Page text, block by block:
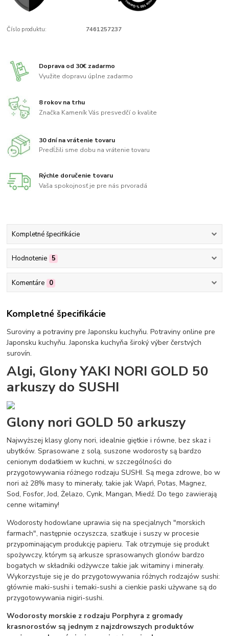
Číslo produktu: 7461257237
Doprava od 30€ zadarmo
Využite dopravu úplne zadarmo
8 rokov na trhu
Značka Kameník Vás presvedčí o kvalite
30 dní na vrátenie tovaru
Predĺžili sme dobu na vrátenie tovaru
Rýchle doručenie tovaru
Vaša spokojnosť je pre nás prvoradá
Kompletné špecifikácie
Hodnotenie 5
Komentáre 0
Kompletné špecifikácie
Suroviny a potraviny pre Japonsku kuchyňu. Potraviny online pre
Japonsku kuchyňu. Japonska kuchyňa široký výber čerstvých
surovín.
Algi, Glony YAKI NORI GOLD 50
arkuszy do SUSHI
Glony nori GOLD 50 arkuszy
Najwyższej klasy glony nori, idealnie giętkie i równe, bez skaz i
ubytków. Sprasowane z solą, suszone wodorosty są bardzo
cenionym dodatkiem w kuchni, w szczególności do
przygotowywania różnego rodzaju SUSHI. Są mega zdrowe, bo w
nori aż 28% masy to minerały, takie jak Wapń, Potas, Magnez,
Sod, Fosfor, Jod, Żelazo, Cynk, Mangan, Miedź. Do tego zawierają
cenne witaminy!
Wodorosty hodowlane uprawia się na specjalnych "morskich
farmach", następnie oczyszcza, szatkuje i suszy w procesie
przypominającym produkcję papieru. Tak otrzymuje się produkt
spożywczy, którym są arkusze sprasowanych glonów bardzo
bogatych w składniki odżywcze takie jak witaminy i minerały.
Wykorzystuje się je do przygotowywania różnych rodzajów sushi:
głównie maki-sushi i temaki-sushi a cienkie paski używane są do
przygotowywania nigiri-sushi.
Wodorosty morskie z rodzaju Porphyra z gromady
krasnorostów są jednym z najzdrowszych produktów